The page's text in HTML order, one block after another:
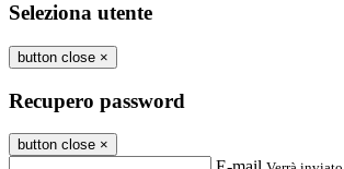
Seleziona utente
button close ×
Recupero password
button close ×